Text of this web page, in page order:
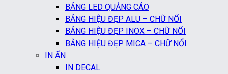
BẢNG LED QUẢNG CÁO
BẢNG HIỆU ĐẸP ALU – CHỮ NỔI
BẢNG HIỆU ĐẸP INOX – CHỮ NỔI
BẢNG HIỆU ĐẸP MICA – CHỮ NỔI
IN ẤN
IN DECAL